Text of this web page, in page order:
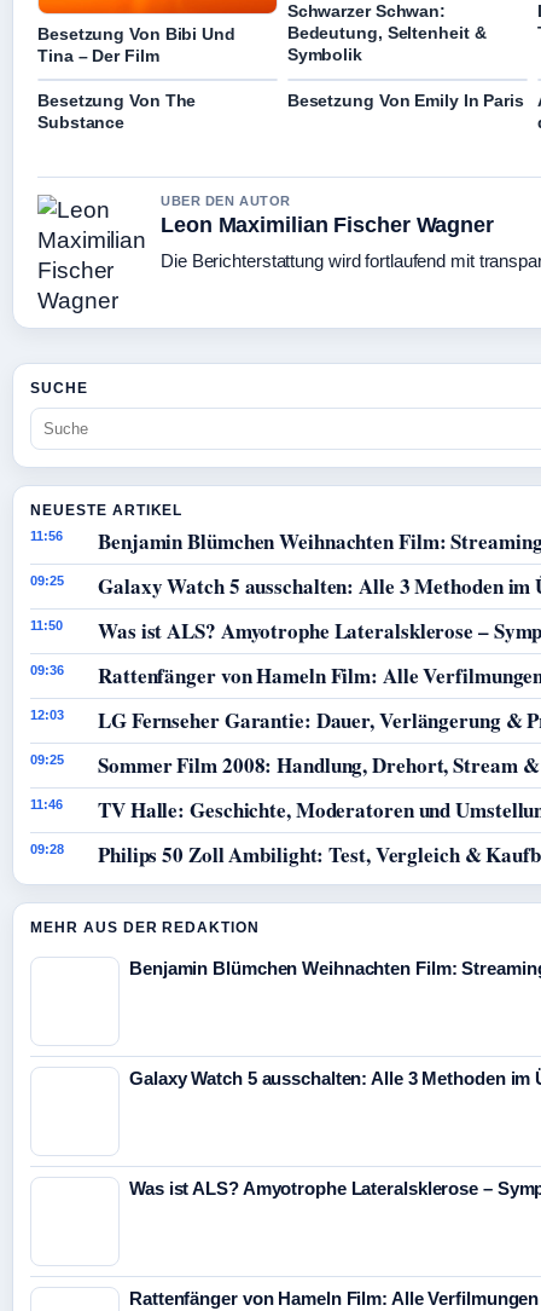
Besetzung Von Bibi Und
Tina – Der Film
Schwarzer Schwan:
Bedeutung, Seltenheit &
Symbolik
Besetzung Von The
Substance
Besetzung Von Emily In Paris
UBER DEN AUTOR
Leon Maximilian Fischer Wagner
Die Berichterstattung wird fortlaufend mit
SUCHE
NEUESTE ARTIKEL
11:56 Benjamin Blümchen Weihnachten Film:
09:25 Galaxy Watch 5 ausschalten: Alle 3 Methoden im
11:50 Was ist ALS? Amyotrophe Lateralsklerose –
09:36 Rattenfänger von Hameln Film: Alle
12:03 LG Fernseher Garantie: Dauer, Verlängerung &
09:25 Sommer Film 2008: Handlung, Drehort, Stream
11:46 TV Halle: Geschichte, Moderatoren und
09:28 Philips 50 Zoll Ambilight: Test, Vergleich &
MEHR AUS DER REDAKTION
Benjamin Blümchen Weihnachten Film:
Galaxy Watch 5 ausschalten: Alle 3 Methoden im
Was ist ALS? Amyotrophe Lateralsklerose –
Rattenfänger von Hameln Film: Alle